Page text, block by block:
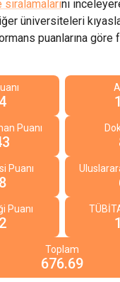
nı
üniversiteleri
puanlarına göre
Puanı
Puanı
Puanı
Toplam
676.69